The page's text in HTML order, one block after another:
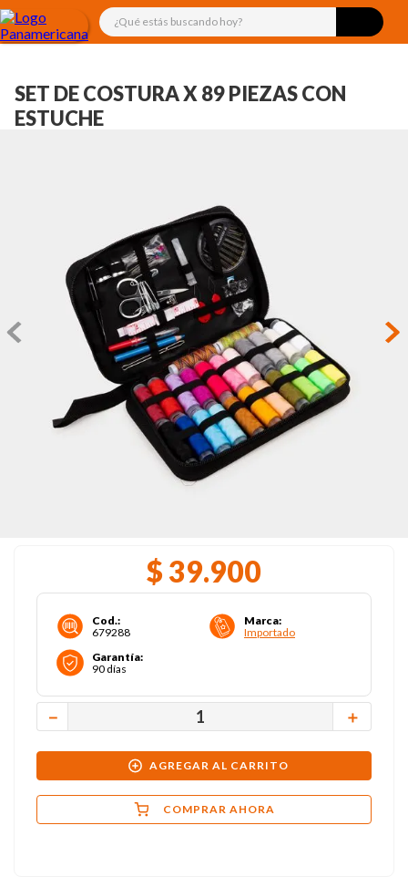
¿Qué estás buscando hoy?
SET DE COSTURA X 89 PIEZAS CON
ESTUCHE
$ 39.900
Cod.:
679288
Marca:
Importado
Garantía:
90 días
＋
－
AGREGAR AL CARRITO
COMPRAR AHORA